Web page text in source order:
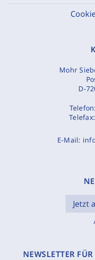
Mohr
D-
Telefon:
E-Mail:
Jetzt
NEWSLETTER